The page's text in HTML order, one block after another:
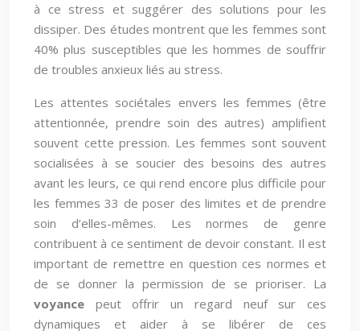
à ce stress et suggérer des solutions pour les
dissiper. Des études montrent que les femmes sont
40% plus susceptibles que les hommes de souffrir
de troubles anxieux liés au stress.
Les attentes sociétales envers les femmes (être
attentionnée, prendre soin des autres) amplifient
souvent cette pression. Les femmes sont souvent
socialisées à se soucier des besoins des autres
avant les leurs, ce qui rend encore plus difficile pour
les femmes 33 de poser des limites et de prendre
soin d’elles-mêmes. Les normes de genre
contribuent à ce sentiment de devoir constant. Il est
important de remettre en question ces normes et
de se donner la permission de se prioriser. La
voyance peut offrir un regard neuf sur ces
dynamiques et aider à se libérer de ces